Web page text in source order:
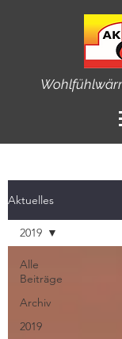
Aktuelles
Alle
Beiträge
Archiv
2019
2019